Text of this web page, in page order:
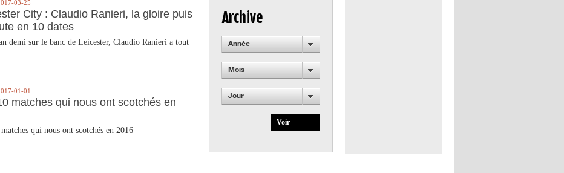
03-25
City : Claudio Ranieri, la gloire puis
en 10 dates
demi sur le banc de Leicester, Claudio Ranieri a tout
01-01
matches qui nous ont scotchés en
qui nous ont scotchés en 2016
Archive
Année
Mois
Jour
Voir